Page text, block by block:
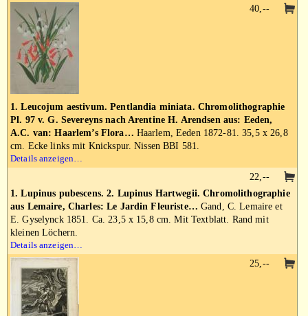
1. Leucojum aestivum. Pentlandia miniata. Chromolithographie
Pl. 97 v. G. Severeyns nach Arentine H. Arendsen aus: Eeden,
A.C. van: Haarlem’s Flora… Haarlem, Eeden 1872-81. 35,5 x 26,8
cm. Ecke links mit Knickspur. Nissen BBI 581.
Details anzeigen…
40,--
1. Lupinus pubescens. 2. Lupinus Hartwegii. Chromolithographie
aus Lemaire, Charles: Le Jardin Fleuriste… Gand, C. Lemaire et
E. Gyselynck 1851. Ca. 23,5 x 15,8 cm. Mit Textblatt. Rand mit
kleinen Löchern.
Details anzeigen…
22,--
25,--